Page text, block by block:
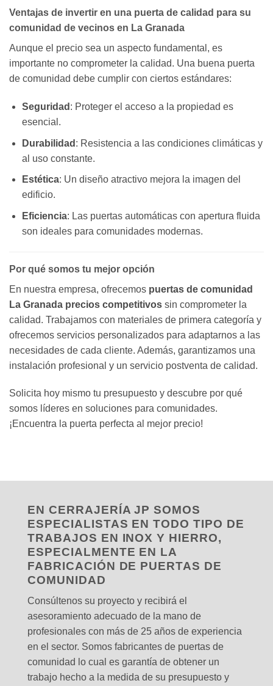
Ventajas de invertir en una puerta de calidad para su
comunidad de vecinos en La Granada
Aunque el precio sea un aspecto fundamental, es
importante no comprometer la calidad. Una buena puerta
de comunidad debe cumplir con ciertos estándares:
Seguridad : Proteger el acceso a la propiedad es
esencial.
Durabilidad : Resistencia a las condiciones climáticas y
al uso constante.
Estética: Un diseño atractivo mejora la imagen del
edificio.
Eficiencia: Las puertas automáticas con apertura fluida
son ideales para comunidades modernas.
Por qué somos tu mejor opción
En nuestra empresa, ofrecemos puertas de comunidad
La Granada precios competitivos sin comprometer la
calidad. Trabajamos con materiales de primera categoría y
ofrecemos servicios personalizados para adaptarnos a las
necesidades de cada cliente. Además, garantizamos una
instalación profesional y un servicio postventa de calidad.
Solicita hoy mismo tu presupuesto y descubre por qué
somos líderes en soluciones para comunidades.
¡Encuentra la puerta perfecta al mejor precio!
EN CERRAJERÍA JP SOMOS
ESPECIALISTAS EN TODO TIPO DE
TRABAJOS EN INOX Y HIERRO,
ESPECIALMENTE EN LA
FABRICACIÓN DE PUERTAS DE
COMUNIDAD
Consúltenos su proyecto y recibirá el
asesoramiento adecuado de la mano de
profesionales con más de 25 años de experiencia
en el sector. Somos fabricantes de puertas de
comunidad lo cual es garantía de obtener un
trabajo hecho a la medida de su presupuesto y